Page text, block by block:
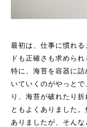
最初は、仕事に慣れ
ドも正確さも求めら
特に、海苔を容器に
いていくのがやっと
り、海苔が破れたり
ともよくありました
ありましたが、そんな